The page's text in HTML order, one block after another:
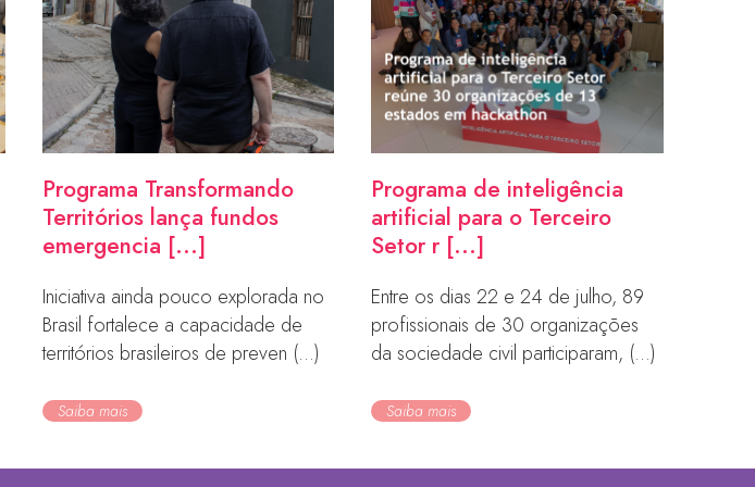
Programa Transformando
Territórios lança fundos
emergencia [...]
Iniciativa ainda pouco explorada no
Brasil fortalece a capacidade de
territórios brasileiros de preven (...)
Saiba mais
Programa de inteligência
artificial para o Terceiro
Setor r [...]
Entre os dias 22 e 24 de julho, 89
profissionais de 30 organizações
da sociedade civil participaram, (...)
Saiba mais